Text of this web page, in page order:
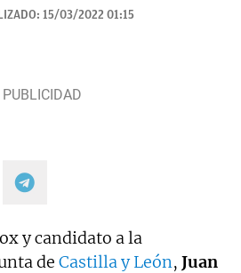
15/03/2022 01:15
y candidato a la
de Castilla y León, Juan